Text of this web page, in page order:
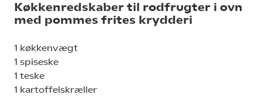
Køkkenredskaber til rodfrugter i ovn
med pommes frites krydderi
1 køkkenvægt
1 spiseske
1 teske
1 kartoffelskræller